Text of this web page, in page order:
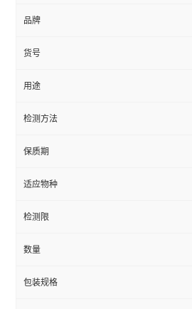
品牌
货号
用途
检测方法
保质期
适应物种
检测限
数量
包装规格